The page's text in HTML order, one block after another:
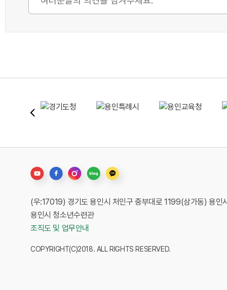
(우:17019) 경기도 용인시 처인구 중부대로 1199(삼가동) 용인
용인시 청소년수련관
조직도 및 업무안내
COPYRIGHT(C)2018. ALL RIGHTS RESERVED.